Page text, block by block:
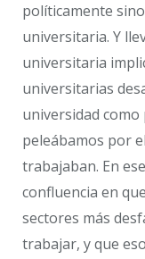
políticamente
universitaria. Y
universitaria
universitarias
universidad como
peleábamos por
trabajaban. En
confluencia en
sectores más
trabajar, y que